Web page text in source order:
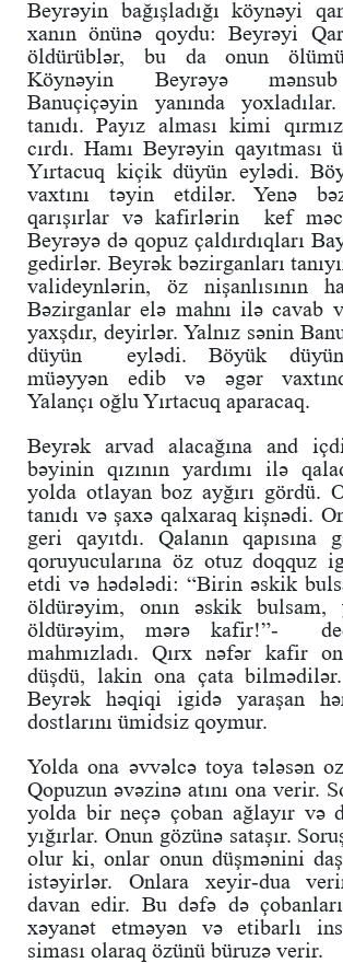
Beyrəyin bağışladığı köynəyi
xanın önünə qoydu: Beyrəyi
öldürüblər, bu da onun
Köynəyin Beyrəyə
Banuçiçəyin yanında
tanıdı. Payız alması kimi
cırdı. Hamı Beyrəyin
Yırtacuq kiçik düyün eylədi.
vaxtını təyin etdilər. Yenə
qarışırlar və kafirlərin kef
Beyrəyə də qopuz çaldırdıqları
gedirlər. Beyrək bəzirganları
valideynlərin, öz nişanlısının
Bəzirganlar elə mahnı ilə cavab
yaxşdır, deyirlər. Yalnız sənin
düyün eylədi. Böyük
müəyyən edib və əgər
Yalançı oğlu Yırtacuq aparacaq.
Beyrək arvad alacağına and
bəyinin qızının yardımı ilə
yolda otlayan boz ayğırı gördü.
tanıdı və şaxə qalxaraq kişnədi.
geri qayıtdı. Qalanın
qoruyucularına öz otuz doqquz
etdi və hədələdi: “Birin əskik
öldürəyim, onın əskik bulsam,
öldürəyim, mərə kafir!”-
mahmızladı. Qırx nəfər kafir
düşdü, lakin ona çata
Beyrək həqiqi igidə yaraşan
dostlarını ümidsiz qoymur.
Yolda ona əvvəlcə toya tələsən
Qopuzun əvəzinə atını ona verir.
yolda bir neçə çoban ağlayır və
yığırlar. Onun gözünə sataşır.
olur ki, onlar onun düşmənini
istəyirlər. Onlara xeyir-dua
davan edir. Bu dəfə də
xəyanət etməyən və etibarlı
siması olaraq özünü büruzə verir.